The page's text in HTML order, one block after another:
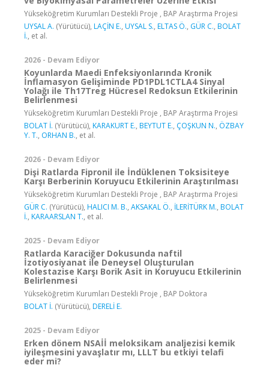
Yükseköğretim Kurumları Destekli Proje , BAP Araştırma Projesi
UYSAL A. (Yürütücü), LAÇİN E., UYSAL S., ELTAS Ö., GÜR C., BOLAT
İ., et al.
2026 - Devam Ediyor
Koyunlarda Maedi Enfeksiyonlarında Kronik
İnflamasyon Gelişiminde PD1PDL1CTLA4 Sinyal
Yolağı ile Th17Treg Hücresel Redoksun Etkilerinin
Belirlenmesi
Yükseköğretim Kurumları Destekli Proje , BAP Araştırma Projesi
BOLAT İ. (Yürütücü), KARAKURT E., BEYTUT E., ÇOŞKUN N., ÖZBAY
Y. T., ORHAN B., et al.
2026 - Devam Ediyor
Dişi Ratlarda Fipronil ile İndüklenen Toksisiteye
Karşı Berberinin Koruyucu Etkilerinin Araştırılması
Yükseköğretim Kurumları Destekli Proje , BAP Araştırma Projesi
GÜR C. (Yürütücü), HALICI M. B., AKSAKAL Ö., İLERİTÜRK M., BOLAT
İ., KARAARSLAN T., et al.
2025 - Devam Ediyor
Ratlarda Karaciğer Dokusunda naftil
İzotiyosiyanat ile Deneysel Oluşturulan
Kolestazise Karşı Borik Asit in Koruyucu Etkilerinin
Belirlenmesi
Yükseköğretim Kurumları Destekli Proje , BAP Doktora
BOLAT İ. (Yürütücü), DERELİ E.
2025 - Devam Ediyor
Erken dönem NSAİİ meloksikam analjezisi kemik
iyileşmesini yavaşlatır mı, LLLT bu etkiyi telafi
eder mi?